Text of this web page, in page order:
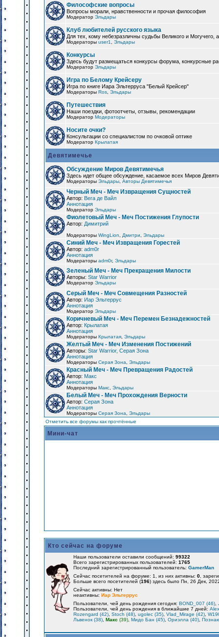
Философские вопросы
Вопросы морали, нравственности и прочая философия
Модератор Эльдары
Клуб любителей русского языка
Для тех, кому небезразличны судьбы Великого и Могучего,
Модераторы user1 Эльдары
Конкурсы
Здесь будут размещаться конкурсы форума, конкурсные
Модератор Эльдары
Игра по Белому Крейсеру
Игра по книге Иара Эльтерруса "Белый Крейсер"
Модераторы Ros Эльдары
Путешествия
Наши поездки, фотоотчеты, отзывы, рекомендации
Модератор Модераторы
Носите очки?
Консультации со специалистом по очковой оптике
Модератор Крылатая
Девятимечье
Обсуждение Миров Девятимечья
Здесь идет общее обсуждение, касаемое всех Миров
Модераторы Эльдары Авторы Девятимечья
Черный Меч - Меч Извращения Сущностей
Автор: Вега де Вайл
Аннотация
Модератор Эльдары
Фиолетовый Меч - Меч Постижения Глупости
Автор: Димитрий
Модераторы WingLion Дмитри Эльдары
Синий Меч - Меч Извращения Горестей
Автор: adm0r
Аннотация
Модераторы adm0r, Эльдары
Зеленый Меч - Меч Прекращения Милости
Авторы: Star Warrior
Модератор Эльдары
Серый Меч - Меч Совмещения Разностей
Автор: Иар Эльтеррус
Аннотация
Модератор Эльдары
Коричневый Меч - Меч Перемен Безнадежностей
Автор: Крылатая
Аннотация
Модераторы Крылатая Эльдары
Желтый Меч - Меч Изменения Постижений
Авторы: Star Warrior, Серая Зона
Аннотация
Модераторы Серая Зона Эльдары
Красный Меч - Меч Превращения Радостей
Автор: Макс
Аннотация
Модераторы Макс Эльдары
Белый Меч - Меч Прохождения Верности
Автор: Серая Зона
Аннотация
Модераторы Серая Зона
Эльдары
Отметить все форумы как прочтённые
Мини-чат
Кто сейчас на форуме
Наши пользователи оставили сообщений: 99322
Всего зарегистрированных пользователей: 1765
Последний зарегистрированный пользователь: GamerMan
Сейчас посетителей на форуме: 1, из них активны: 0 ,
Больше всего посетителей (196) здесь было Пн, 26 Дек,
Сейчас активны: Нет
неактивны: Иар Эльтеррус
Пользователи, чей день рождения сегодня: BOND_007 (46)
Пользователи, чей день рождения в ближайшие 7 дней:
Rozengard (42) Stoch (48) ugolec (35) Vlad_Mirage (42)
Львенок (38) Макс (39) Мидо Бан (45) Ориэлла (40)